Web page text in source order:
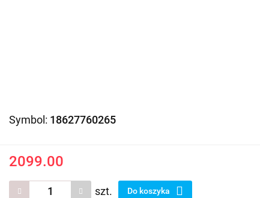
Symbol: 18627760265
2099.00
szt. Do koszyka